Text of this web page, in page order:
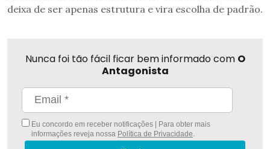
deixa de ser apenas estrutura e vira escolha de padrão.
Nunca foi tão fácil ficar bem informado com O
Antagonista
Eu concordo em receber notificações | Para obter mais
informações reveja nossa Política de Privacidade